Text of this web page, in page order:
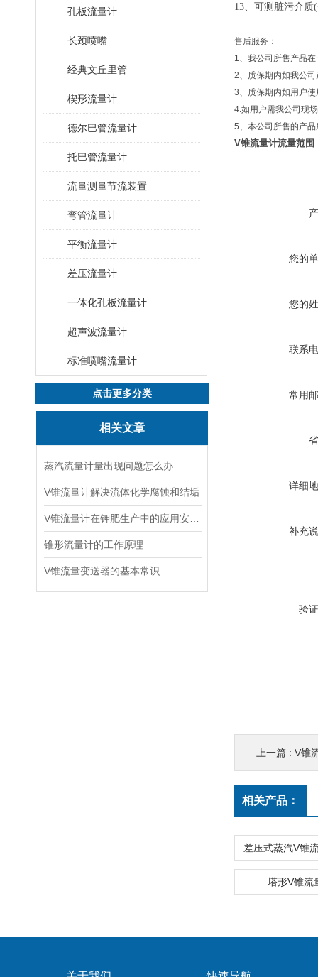
孔板流量计
长颈喷嘴
经典文丘里管
楔形流量计
德尔巴管流量计
托巴管流量计
流量测量节流装置
弯管流量计
平衡流量计
差压流量计
一体化孔板流量计
超声波流量计
标准喷嘴流量计
点击更多分类
相关文章
蒸汽流量计量出现问题怎么办
V锥流量计解决流体化学腐蚀和结垢
锥形流量计的工作原理
V锥流量变送器的基本常识
13、可测脏污介
售后服务：
1、我公司所售产品
2、质保期内如我公
3、质保期内如用户
4.如用户需我公司现
5、本公司所售的产
V锥流量计流量范围
您的
您的
联系
常用
详细
补充
验
上一篇 : V锥
相关产品：
塔形V锥流